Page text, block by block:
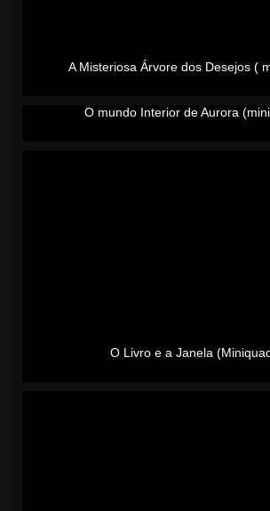
A Misteriosa Árvore dos Desejos (
O mundo Interior de Aurora
O Livro e a Janela